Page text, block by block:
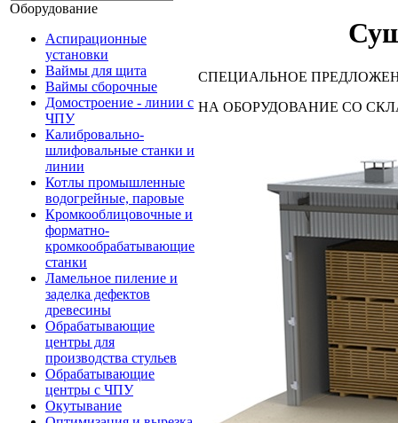
Оборудование
Аспирационные
установки
Ваймы для щита
Ваймы сборочные
Домостроение - линии с
ЧПУ
Калибровально-
шлифовальные станки и
линии
Котлы промышленные
водогрейные, паровые
Кромкооблицовочные и
форматно-
кромкообрабатывающие
станки
Ламельное пиление и
заделка дефектов
древесины
Обрабатывающие
центры для
производства стульев
Обрабатывающие
центры с ЧПУ
Окутывание
СПЕЦИАЛЬНОЕ
НА ОБОРУДОВАНИЕ СО